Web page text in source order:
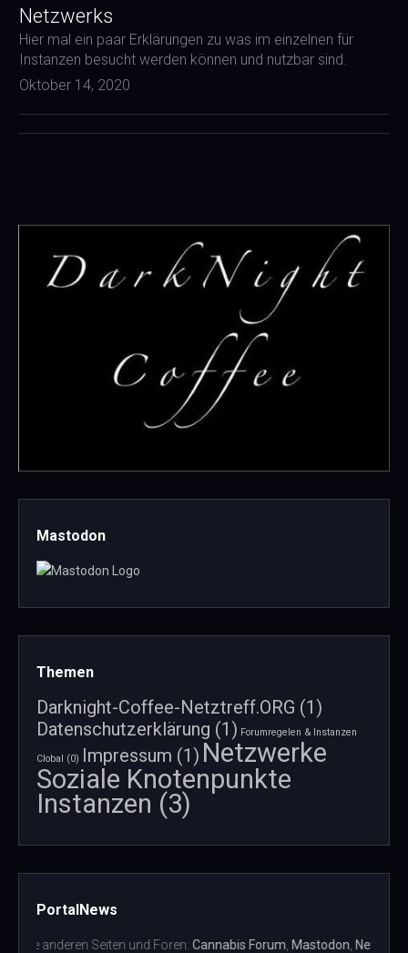
Netzwerks
Hier mal ein paar Erklärungen zu was im einzelnen für
Instanzen besucht werden können und nutzbar sind.
Oktober 14, 2020
Mastodon
Themen
Darknight-Coffee-Netztreff.ORG (1)
Datenschutzerklärung (1) Forumregelen & Instanzen
Clobal (0) Impressum (1) Netzwerke
Soziale Knotenpunkte
Instanzen (3)
PortalNews
anderen Seiten und Foren:Cannabis Forum,Mastodon,